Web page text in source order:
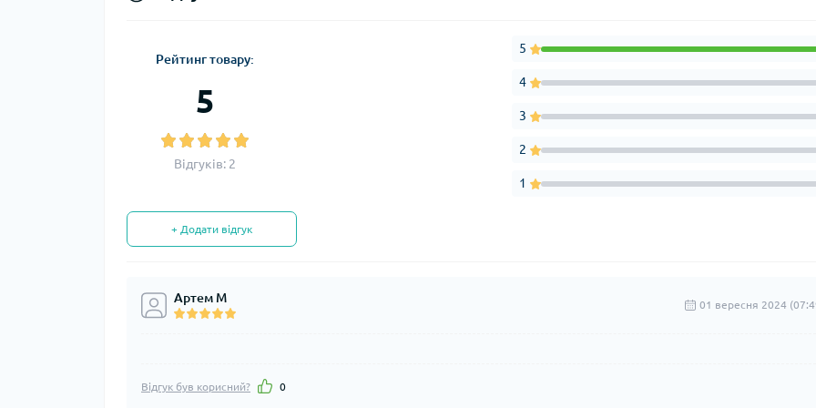
Рейтинг товару:
5
Відгуків: 2
5
4
3
2
1
+ Додати відгук
Артем М 01 вересня 2024
Відгук був корисний? 0